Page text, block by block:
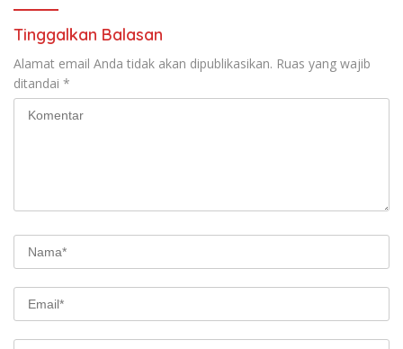
Tinggalkan Balasan
Alamat email Anda tidak akan dipublikasikan. Ruas yang wajib
ditandai *